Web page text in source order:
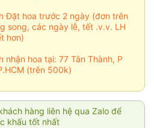
Đặt hoa trước 2 ngày (đơn trên
song, các ngày lễ, tết .v.v. LH
hơn)
hoa tại: 77 Tân Thành, P
(trên 500k)
hàng liên hệ qua Zalo để
khấu tốt nhất